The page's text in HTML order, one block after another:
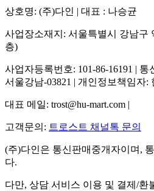
상호명: (주)다인 | 대표 : 나승균
사업장소재지: 서울특별시 강남구
층)
사업자등록번호: 101-86-16191 |
서울강남-03821 | 개인정보책임자:
대표 메일: trost@hu-mart.com |
고객문의: 트로스트 채널톡 문의
(주)다인은 통신판매중개자이며,
다.
다만, 상담 서비스 이용 및 결제/환